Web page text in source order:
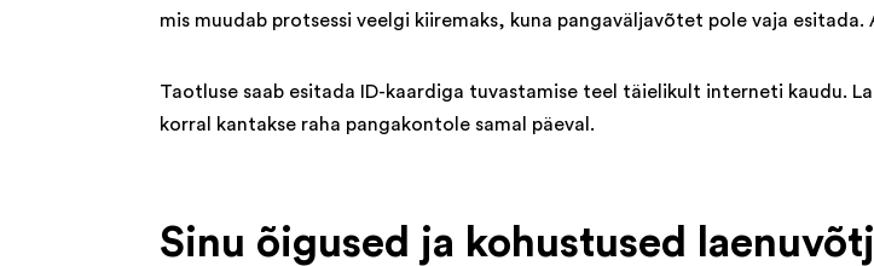
mis muudab protsessi veelgi kiiremaks, kuna pangaväljavõtet pole vaja
Taotluse saab esitada ID-kaardiga tuvastamise teel täielikult interneti kaudu.
korral kantakse raha pangakontole samal päeval.
Sinu õigused ja kohustused